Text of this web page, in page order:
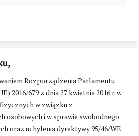
Rozporządzenia Parlamentu
2016/679 z dnia 27 kwietnia 2016 r. w
w związku z
osobowych i w sprawie swobodnego
oraz uchylenia dyrektywy 95/46/WE